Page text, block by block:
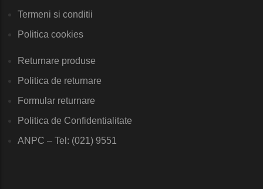
Termeni si conditii
Politica cookies
Returnare produse
Politica de returnare
Formular returnare
Politica de Confidentialitate
ANPC – Tel: (021) 9551